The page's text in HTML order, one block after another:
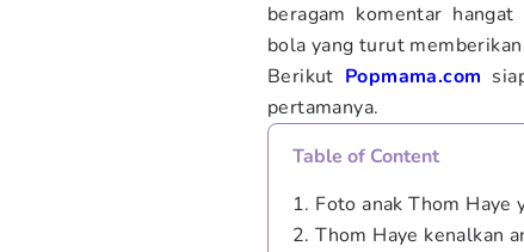
beragam komentar
bola yang turut
Berikut Popmama.com
pertamanya.
Table of Content
1. Foto anak Thom Haye
2. Thom Haye kenalkan